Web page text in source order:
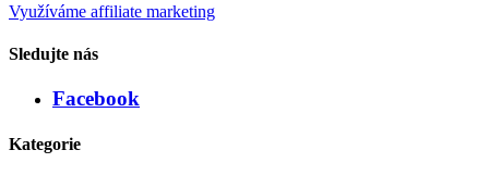
Využíváme affiliate marketing
Sledujte nás
Facebook
Kategorie